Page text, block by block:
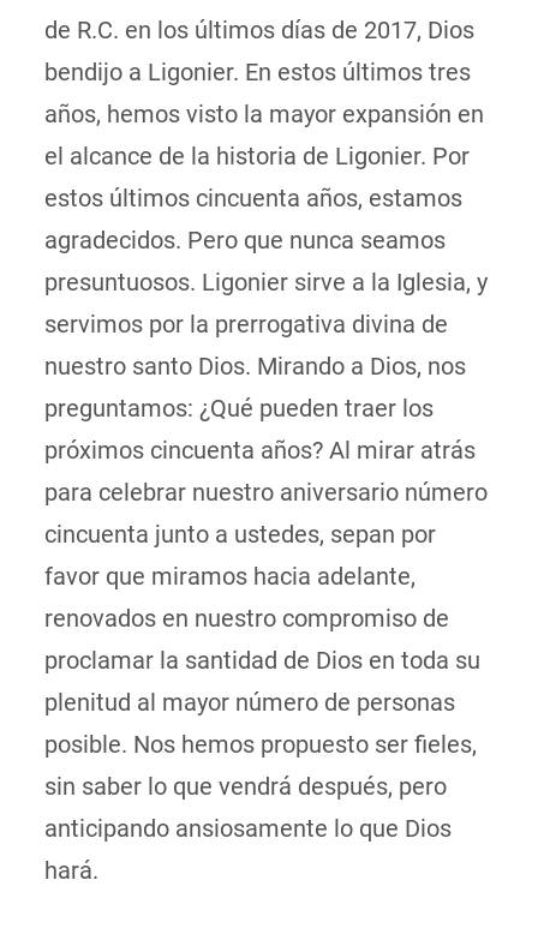
de R.C. en los últimos días de 2017, Dios
bendijo a Ligonier. En estos últimos tres
años, hemos visto la mayor expansión en
el alcance de la historia de Ligonier. Por
estos últimos cincuenta años, estamos
agradecidos. Pero que nunca seamos
presuntuosos. Ligonier sirve a la Iglesia, y
servimos por la prerrogativa divina de
nuestro santo Dios. Mirando a Dios, nos
preguntamos: ¿Qué pueden traer los
próximos cincuenta años? Al mirar atrás
para celebrar nuestro aniversario número
cincuenta junto a ustedes, sepan por
favor que miramos hacia adelante,
renovados en nuestro compromiso de
proclamar la santidad de Dios en toda su
plenitud al mayor número de personas
posible. Nos hemos propuesto ser fieles,
sin saber lo que vendrá después, pero
anticipando ansiosamente lo que Dios
hará.